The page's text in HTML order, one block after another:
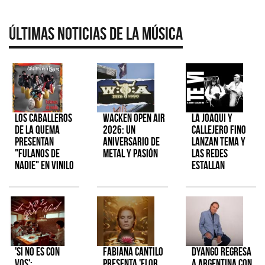
Últimas Noticias de la Música
Los Caballeros
de la Quema
presentan
"Fulanos de
Nadie" en vinilo
Wacken Open Air
2026: Un
aniversario de
metal y pasión
La Joaqui y
Callejero Fino
lanzan tema y
las redes
estallan
'Si No Es Con
Fabiana Cantilo
Dyango regresa